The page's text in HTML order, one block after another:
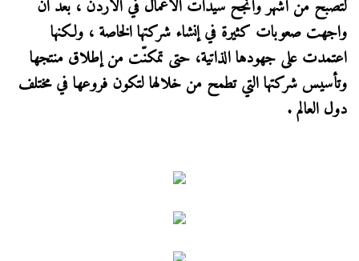
لتصبح من أشهر وأنجح سيدات الأعمال في الأردن ، بعد ان
واجهت صعوبات كثيرة في إنشاء شركتها الخاصة ، ولكنها
اعتمدت على جهودها الذاتية، حتى تمكنّت من إطلاق منتجها
وتأسيس شركتها التي تطمح من خلالها لتكون فروعها في مختلف
دول العالم .